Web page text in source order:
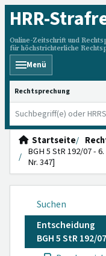
HRR-
Online-Zeitschrift und
für höchstrichterliche
Menü
HRRS durchsuchen
Startseite
BGH 5 StR 192/07 -
Nr. 347]
Suchen
Entscheidung
BGH 5 StR 192/